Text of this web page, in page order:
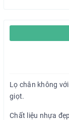
Lọ chân không
giọt.
Chất liệu nhựa